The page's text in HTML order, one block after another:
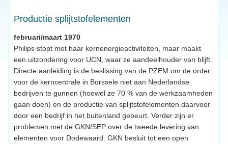
Productie splijtstofelementen
februari/maart 1970
Philips stopt met haar kernenergieactiviteiten, maar maakt
een uitzondering voor UCN, waar ze aandeelhouder van blijft.
Directe aanleiding is de beslissing van de PZEM om de order
voor de kerncentrale in Borssele niet aan Nederlandse
bedrijven te gunnen (hoewel ze 70 % van de werkzaamheden
gaan doen) en de productie van splijtstofelementen daarvoor
door een bedrijf in het buitenland gebeurt. Verder zijn er
problemen met de GKN/SEP over de tweede levering van
elementen voor Dodewaard. GKN besluit tot een open